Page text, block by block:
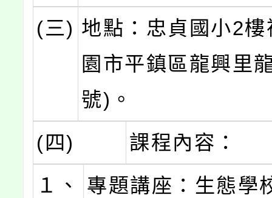
(三) 地點：忠貞國小2
園市平鎮區龍興里
號)。
(四)
課程內容：
１、
專題講座：生態學